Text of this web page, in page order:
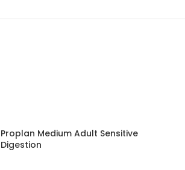
Proplan Medium Adult Sensitive
Digestion